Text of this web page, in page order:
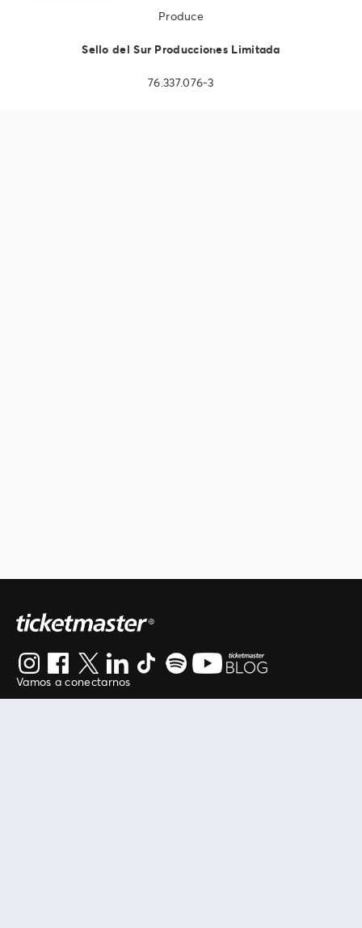
Produce
Sello del Sur Producciones Limitada
76.337.076-3
Vamos a conectarnos